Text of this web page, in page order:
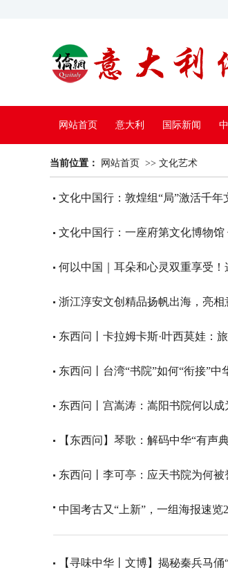
网站首页 意大利 国际新闻
中国电视
当前位置： 网站首页 >> 文化艺术
文化中国行：敦煌组“局”激活千年
文化中国行：一座府第文化博物
何以中国｜耳朵和心灵双重享受
浙江淳安文创精品扬帆出海，亮
东西问丨卡拉姆卡斯·叶西莫娃：
东西问丨台湾“书院”如何“衔接”中
东西问丨宫嵩涛：嵩阳书院何以成
【东西问】琴歌：解码中华“有声
东西问丨李可亭：应天书院为何
中国考古又“上新”，一组海报速览
【寻味中华丨文博】揭秘秦兵马